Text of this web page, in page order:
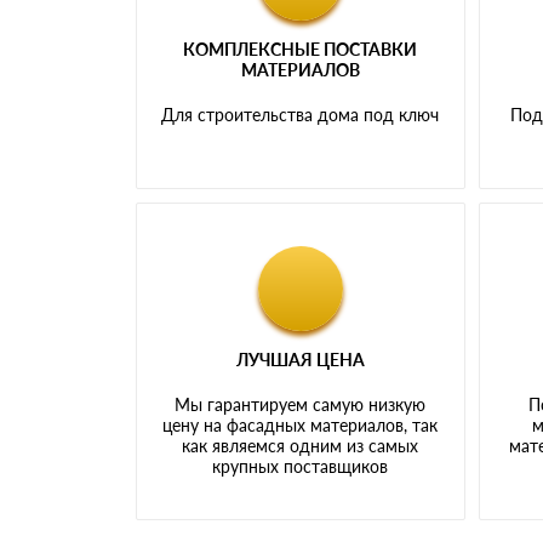
КОМПЛЕКСНЫЕ ПОСТАВКИ
МАТЕРИАЛОВ
Для строительства дома под ключ
ЛУЧШАЯ ЦЕНА
Мы гарантируем самую низкую
цену на фасадных материалов, так
как являемся одним из самых
крупных поставщиков